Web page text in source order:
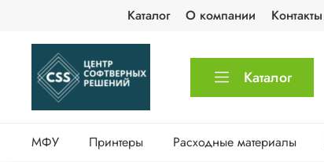
Каталог О компании Контакты
Каталог
МФУ Принтеры Расходные материалы